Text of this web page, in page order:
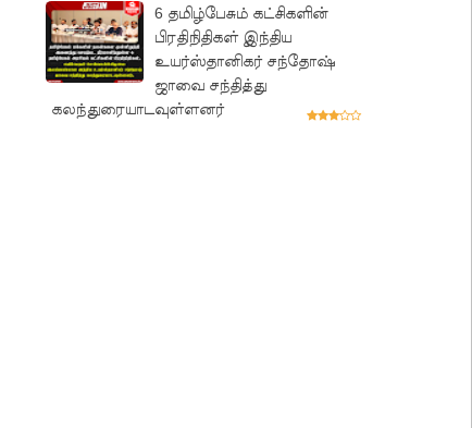
6 தமிழ்பேசும் கட்சிகளின்
பிரதிநிதிகள் இந்திய
உயர்ஸ்தானிகர் சந்தோஷ்
ஜாவை சந்தித்து
கலந்துரையாடவுள்ளனர்